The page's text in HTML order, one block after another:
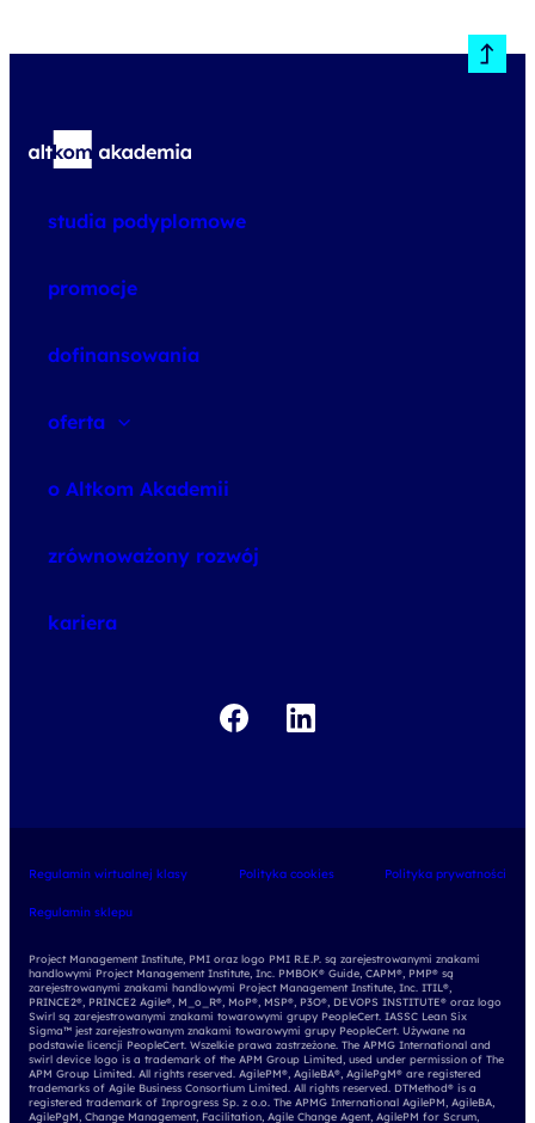
studia podyplomowe
promocje
dofinansowania
oferta
o Altkom Akademii
zrównoważony rozwój
kariera
Regulamin wirtualnej klasy Polityka cookies Polityka prywatności
Regulamin sklepu
Project Management Institute, PMI oraz logo PMI R.E.P. są zarejestrowanymi znakami
handlowymi Project Management Institute, Inc. PMBOK® Guide, CAPM®, PMP® są
zarejestrowanymi znakami handlowymi Project Management Institute, Inc. ITIL®,
PRINCE2®, PRINCE2 Agile®, M_o_R®, MoP®, MSP®, P3O®, DEVOPS INSTITUTE® oraz logo
Swirl są zarejestrowanymi znakami towarowymi grupy PeopleCert. IASSC Lean Six
Sigma™ jest zarejestrowanym znakami towarowymi grupy PeopleCert. Używane na
podstawie licencji PeopleCert. Wszelkie prawa zastrzeżone. The APMG International and
swirl device logo is a trademark of the APM Group Limited, used under permission of The
APM Group Limited. All rights reserved. AgilePM®, AgileBA®, AgilePgM® are registered
trademarks of Agile Business Consortium Limited. All rights reserved. DTMethod® is a
registered trademark of Inprogress Sp. z o.o. The APMG International AgilePM, AgileBA,
AgilePgM, Change Management, Facilitation, Agile Change Agent, AgilePM for Scrum,